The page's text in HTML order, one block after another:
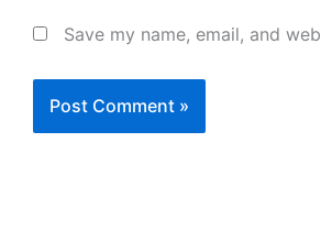
Save my name, email, and